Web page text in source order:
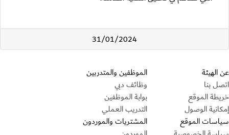
31/01/2024
قسم التذييل
عن الهيئة
اتصل بنا
خريطة الموقع
إمكانية الوصول
الموظفين والمتدربين
وظائف دبي
بوابة الموظفين
التدريب العملي
سياسات الموقع
المشتريات والموردون